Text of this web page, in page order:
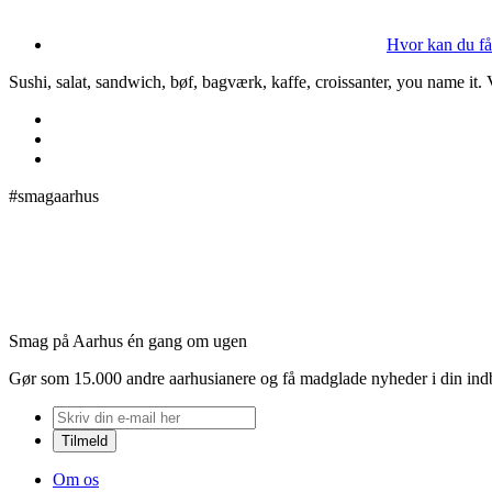
Hvor kan du
Sushi, salat, sandwich, bøf, bagværk, kaffe, croissanter, you name
#smagaarhus
Smag på Aarhus én gang om ugen
Gør som 15.000 andre aarhusianere og få madglade nyheder i din
Om os